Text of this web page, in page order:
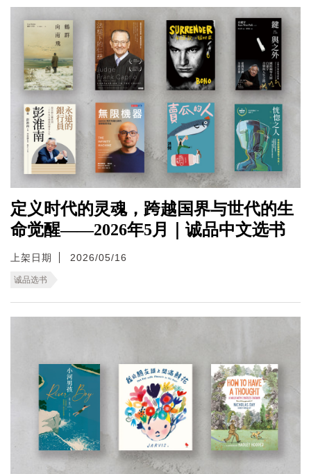
定义时代的灵魂，跨越国界与世代的生
命觉醒——2026年5月｜诚品中文选书
上架日期 2026/05/16
诚品选书